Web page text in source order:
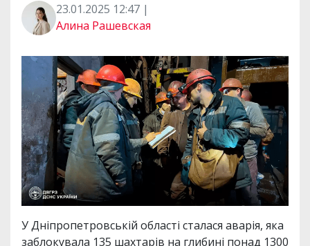
23.01.2025 12:47 |
Алина Рашевская
У Дніпропетровській області сталася аварія, яка
заблокувала 135 шахтарів на глибині понад 1300